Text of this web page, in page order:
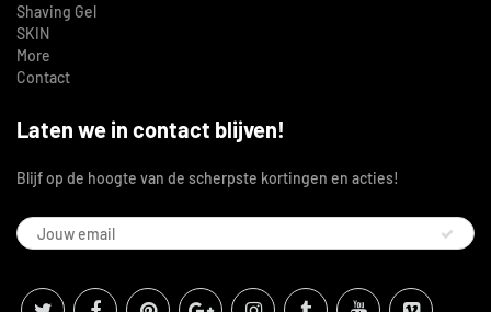
Shaving Gel
SKIN
More
Contact
Laten we in contact blijven!
Blijf op de hoogte van de scherpste kortingen en acties!